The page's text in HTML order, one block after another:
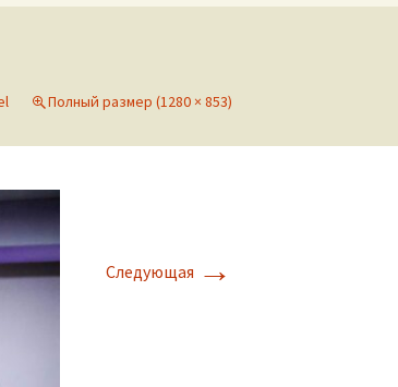
Полный размер (1280 × 853)
Следующая →